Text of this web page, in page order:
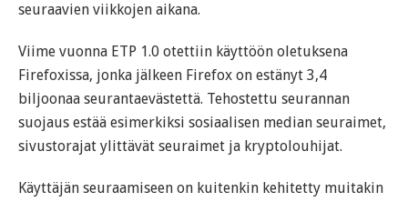
seuraavien viikkojen aikana.
Viime vuonna ETP 1.0 otettiin käyttöön oletuksena
Firefoxissa, jonka jälkeen Firefox on estänyt 3,4
biljoonaa seurantaevästettä. Tehostettu seurannan
suojaus estää esimerkiksi sosiaalisen median seuraimet,
sivustorajat ylittävät seuraimet ja kryptolouhijat.
Käyttäjän seuraamiseen on kuitenkin kehitetty muitakin